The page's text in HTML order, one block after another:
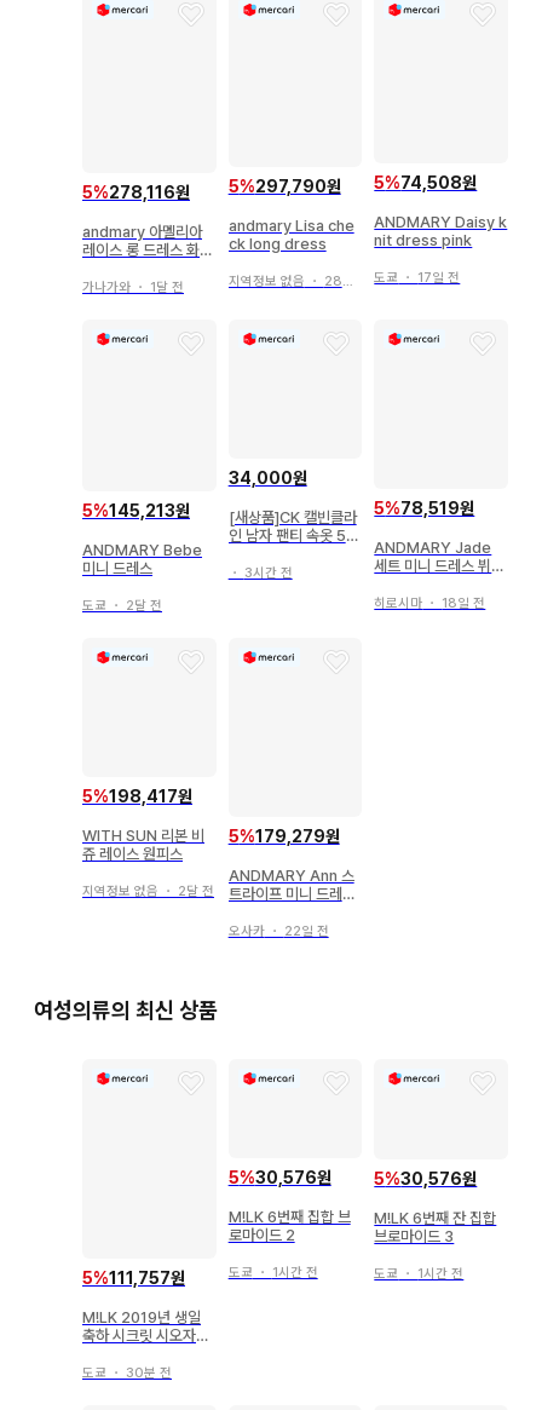
5%278,116원
andmary 아멜리아
레이스 롱 드레스 화이
가나가와 ・ 1달 전
5%297,790원
andmary Lisa che
ck long dress
지역정보 없음 ・ 28일 전
5%74,508원
ANDMARY Daisy k
nit dress pink
도쿄 ・ 17일 전
5%145,213원
ANDMARY Bebe
미니 드레스
도쿄 ・ 2달 전
34,000원
[새상품]CK 캘빈클라
인 남자 팬티 속옷 5종
・ 3시간 전
5%78,519원
ANDMARY Jade
세트 미니 드레스 뷔스
히로시마 ・ 18일 전
5%198,417원
WITH SUN 리본 비
쥬 레이스 원피스
지역정보 없음 ・ 2달 전
5%179,279원
ANDMARY Ann 스
트라이프 미니 드레스
오사카・ 22일 전
여성의류의 최신 상품
5%111,757원
M!LK 2019년 생일
축하 시크릿 시오자키
도쿄 ・ 30분 전
5%30,576원
M!LK 6번째 집합 브
로마이드 2
도쿄 ・ 1시간 전
5%30,576원
M!LK 6번째 잔 집합
브로마이드 3
도쿄 ・ 1시간 전